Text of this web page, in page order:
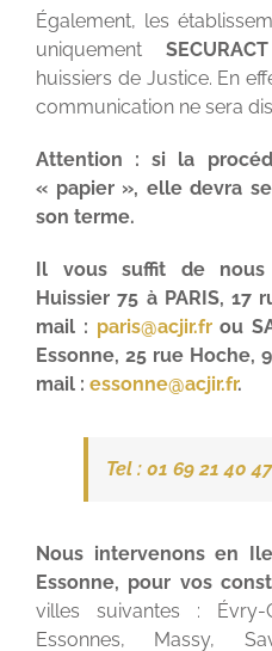
Également, les
uniquementSECURACT
huissiers de Justice. En
communication ne sera
Attention : si la
« papier », elle devra
son terme.
Il vous suffit de nous
Huissier 75 à PARIS, 17
mail : paris@acjir.frou
Essonne, 25 rue Hoche,
mail : essonne@acjir.fr.
Tel : 01 69 21 40 47
Nous intervenons en
Essonne, pour vos
villes suivantes : Évry-
Essonnes, Massy,